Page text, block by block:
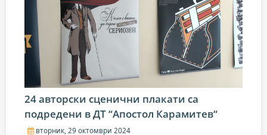
24 авторски сценични плакати са
подредени в ДТ “Апостол Карамитев“
вторник, 29 октомври 2024